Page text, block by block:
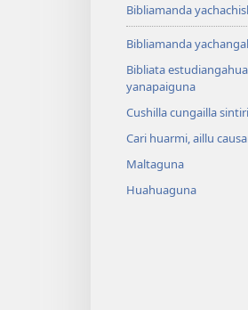
Bibliamanda
Bibliamanda
Bibliata estudiangahua
yanapaiguna
Cushilla cungailla
Cari huarmi, aillu
Maltaguna
Huahuaguna